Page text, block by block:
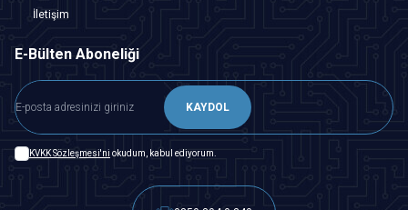
İletişim
E-Bülten Aboneliği
KAYDOL
KVKK Sözleşmesi'ni okudum, kabul ediyorum.